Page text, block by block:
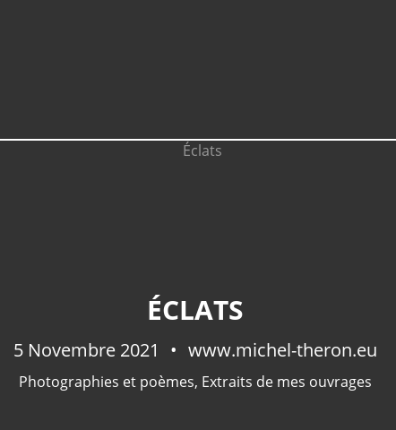
ÉCLATS
5 Novembre 2021 www.michel-theron.eu
Photographies et poèmes, Extraits de mes ouvrages